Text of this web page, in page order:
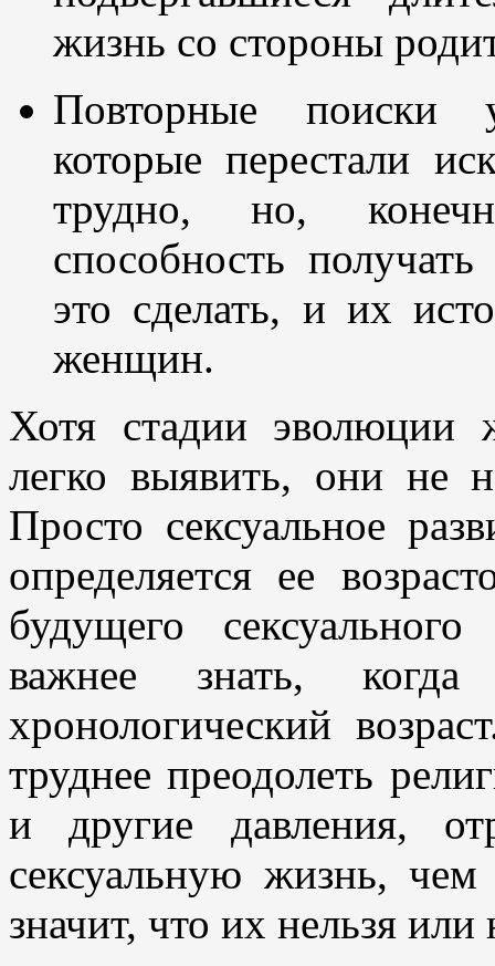
жизнь со стороны
Повторные поиски
которые перестали
трудно, но,
способность
это сделать, и их
женщин.
Хотя стадии эволюции
легко выявить, они не
Просто сексуальное
определяется ее
будущего
важнее знать,
хронологический
труднее преодолеть
и другие давления,
сексуальную жизнь,
значит, что их нельзя или